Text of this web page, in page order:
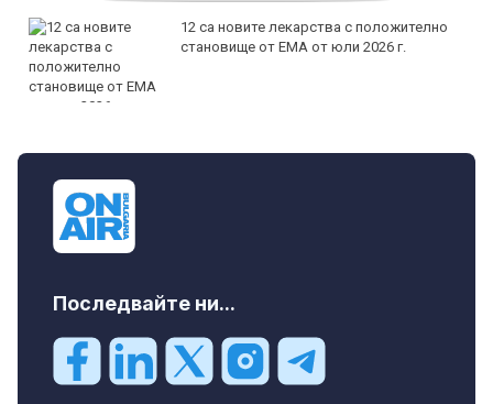
12 са новите лекарства с положително
становище от ЕМА от юли 2026 г.
Последвайте ни...